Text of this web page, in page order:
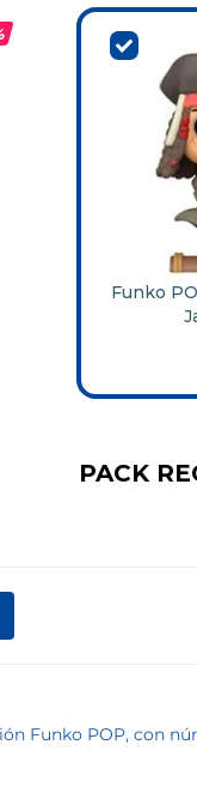
Funko
PACK
Funko POP, con